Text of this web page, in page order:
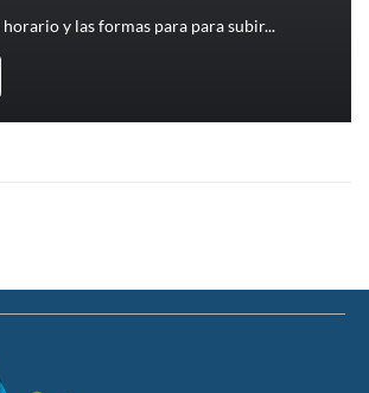
horario y las formas para para subir...